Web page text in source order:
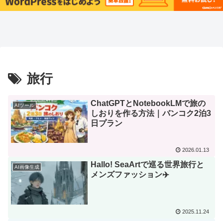
旅行
AIツール
ChatGPTとNotebookLMで旅の
しおりを作る方法｜バンコク2泊3
日プラン
2026.01.13
AI画像生成
Hallo! SeaArtで巡る世界旅行と
メンズファッション✈️
2025.11.24